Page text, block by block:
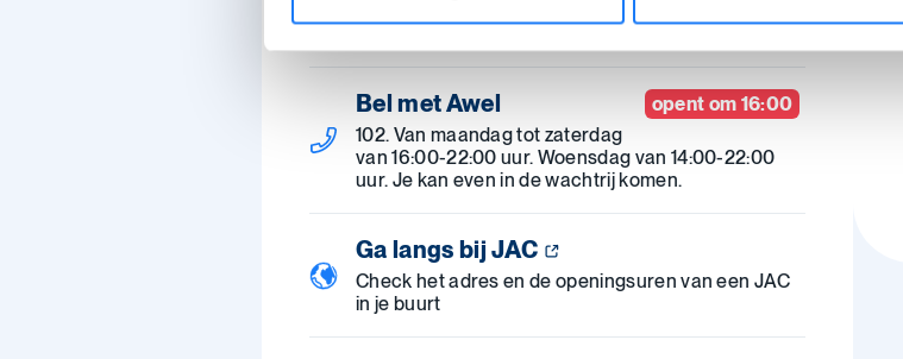
opent om 16:00
Bel met Awel
102. Van maandag tot zaterdag
van 16:00-22:00 uur. Woensdag van 14:00-22:00
uur. Je kan even in de wachtrij komen.
Ga langs bij JAC
Check het adres en de openingsuren van een JAC
in je buurt